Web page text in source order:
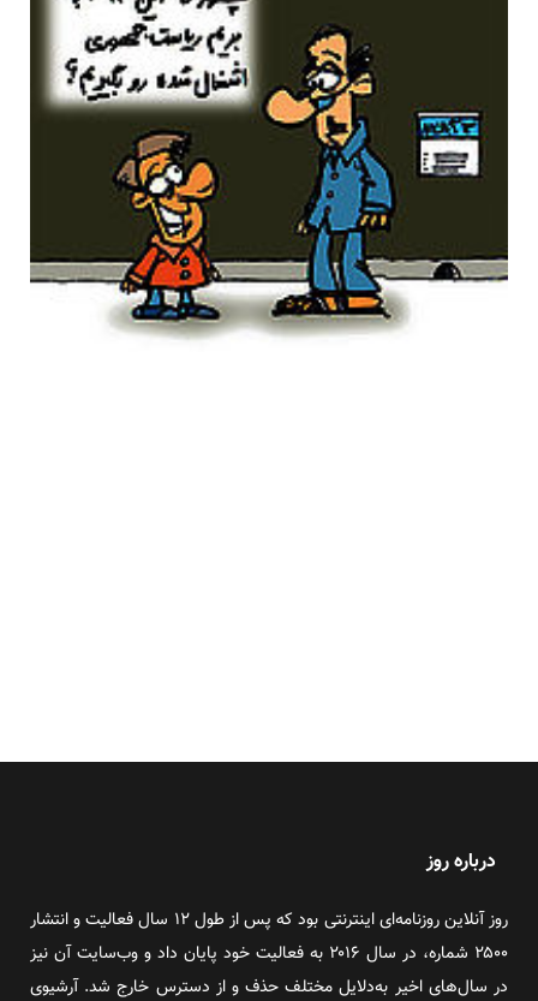
درباره روز
روز آنلاین روزنامه‌ای اینترنتی بود که پس از طول ۱۲ سال فعالیت و انتشار
۲۵۰۰ شماره، در سال ۲۰۱۶ به فعالیت خود پایان داد و وب‌سایت آن نیز
در سال‌های اخیر به‌دلایل مختلف حذف و از دسترس خارج شد. آرشیوی